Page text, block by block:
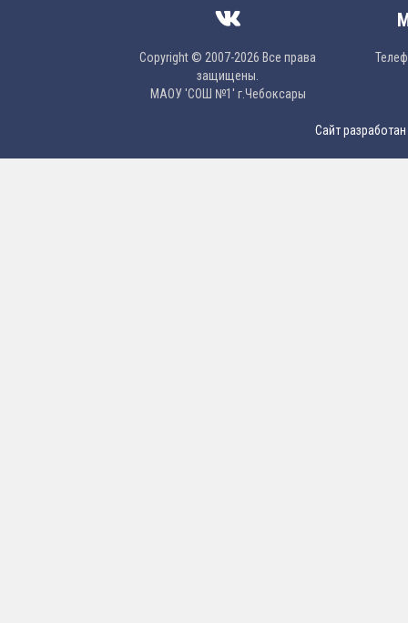
Copyright © 2007-2026 Все права
защищены.
МAОУ 'CОШ №1' г.Чебоксары
Сайт